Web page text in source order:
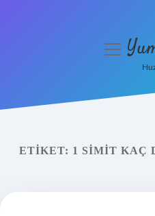
Yasal Uyarı
menüyü
ETIKET: 1 SIMIT KAÇ